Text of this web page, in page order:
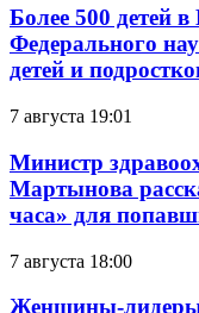
Более 500 детей
Федерального
детей и
7 августа 19:01
Министр
Мартынова
часа» для
7 августа 18:00
Женщины-лидеры